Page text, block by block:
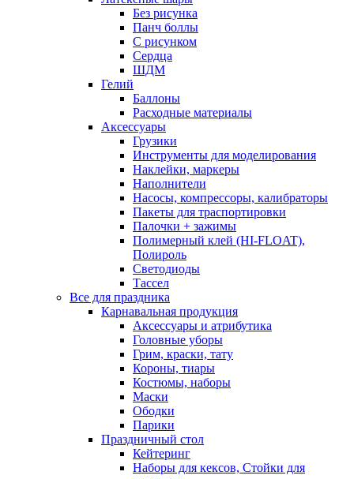
Без рисунка
Панч боллы
С рисунком
Сердца
ШДМ
Гелий
Баллоны
Расходные материалы
Аксессуары
Грузики
Инструменты для моделирования
Наклейки, маркеры
Наполнители
Насосы, компрессоры, калибраторы
Пакеты для траспортировки
Палочки + зажимы
Полимерный клей (HI-FLOAT),
Полироль
Светодиоды
Тассел
Все для праздника
Карнавальная продукция
Аксессуары и атрибутика
Головные уборы
Грим, краски, тату
Короны, тиары
Костюмы, наборы
Маски
Ободки
Парики
Праздничный стол
Кейтеринг
Наборы для кексов, Стойки для